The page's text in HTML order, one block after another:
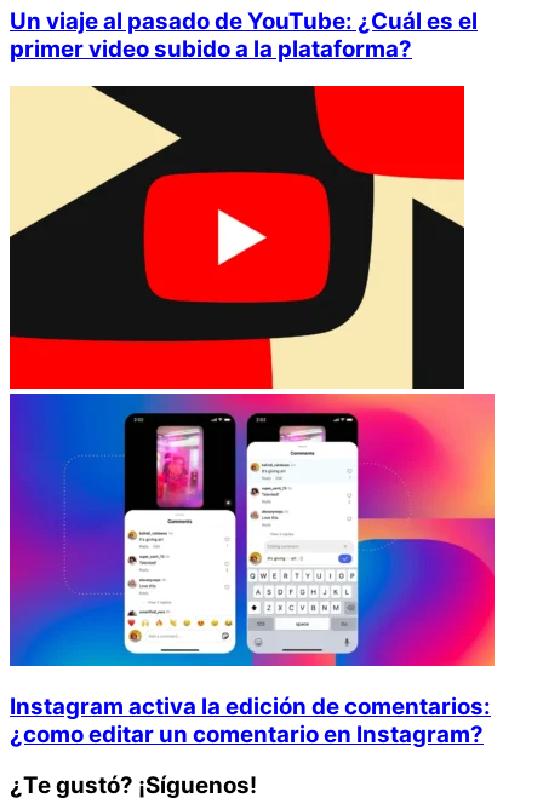
Publicaciones destacadas
Un viaje al pasado de YouTube: ¿Cuál es el
primer video subido a la plataforma?
Última publicación
Instagram activa la edición de comentarios:
¿como editar un comentario en Instagram?
¿Te gustó? ¡Síguenos!